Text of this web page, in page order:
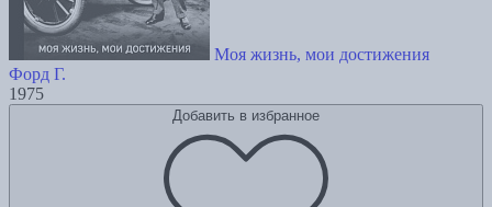
Моя жизнь, мои достижения
Форд Г.
1975
Добавить в избранное